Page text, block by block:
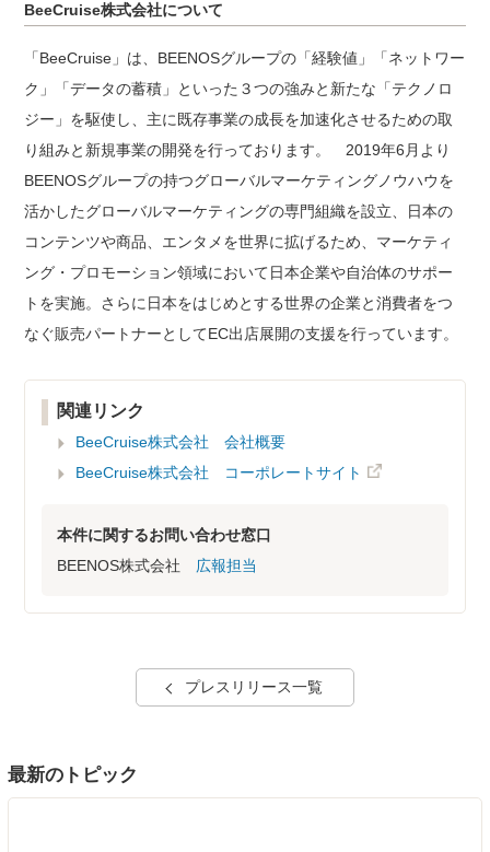
BeeCruise株式会社について
「BeeCruise」は、BEENOSグループの「経験値」「ネットワー
ク」「データの蓄積」といった３つの強みと新たな「テクノロ
ジー」を駆使し、主に既存事業の成長を加速化させるための取
り組みと新規事業の開発を行っております。 2019年6月より
BEENOSグループの持つグローバルマーケティングノウハウを
活かしたグローバルマーケティングの専門組織を設立、日本の
コンテンツや商品、エンタメを世界に拡げるため、マーケティ
ング・プロモーション領域において日本企業や自治体のサポー
トを実施。さらに日本をはじめとする世界の企業と消費者をつ
なぐ販売パートナーとしてEC出店展開の支援を行っています。
関連リンク
BeeCruise株式会社 会社概要
BeeCruise株式会社 コーポレートサイト
本件に関するお問い合わせ窓口
BEENOS株式会社 広報担当
プレスリリース一覧
最新のトピック